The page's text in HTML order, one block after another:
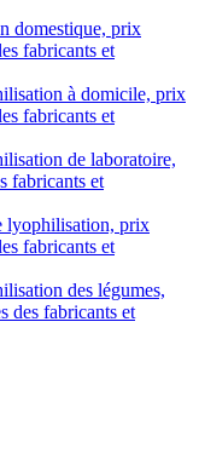
domestique, prix
fabricants et
à domicile, prix
fabricants et
de laboratoire,
fabricants et
lyophilisation, prix
fabricants et
des légumes,
des fabricants et